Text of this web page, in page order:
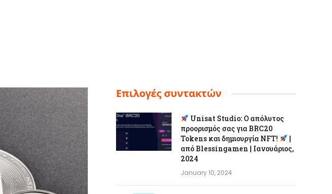
Επιλογές συντακτών
Unisat Studio: Ο απόλυτος
προορισμός σας για BRC20
Tokens και δημιουργία NFT!
|
από Blessingamen | Ιανουάριος,
2024
January 10, 2024